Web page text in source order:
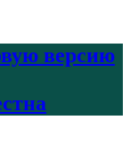
версию